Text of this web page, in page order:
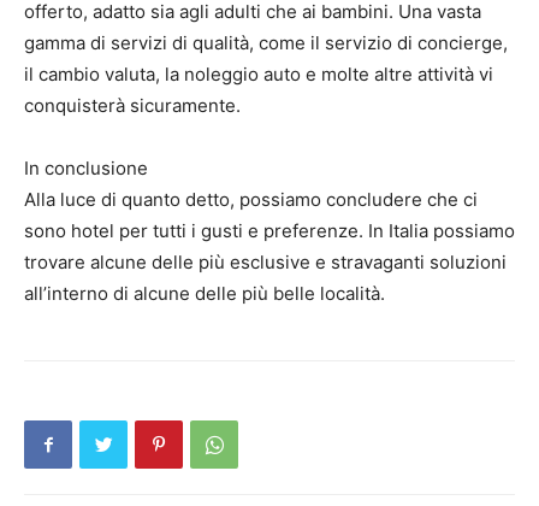
offerto, adatto sia agli adulti che ai bambini. Una vasta
gamma di servizi di qualità, come il servizio di concierge,
il cambio valuta, la noleggio auto e molte altre attività vi
conquisterà sicuramente.
In conclusione
Alla luce di quanto detto, possiamo concludere che ci
sono hotel per tutti i gusti e preferenze. In Italia possiamo
trovare alcune delle più esclusive e stravaganti soluzioni
all’interno di alcune delle più belle località.